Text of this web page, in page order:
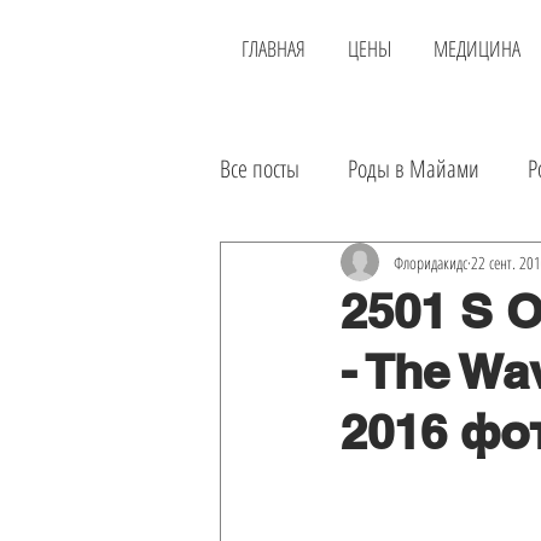
ГЛАВНАЯ ЦЕНЫ МЕДИЦИНА
Все посты
Роды в Майами
Районы
Инвестиции
Экскурсии Лечение в США
2501 S
- The
2016
Флоридакидс22 сент.